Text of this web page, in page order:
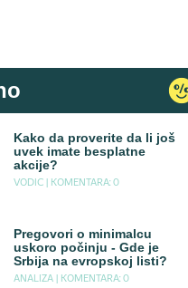
Kako da proverite da li još
uvek imate besplatne
akcije?
VODIC | KOMENTARA: 0
Pregovori o minimalcu
uskoro počinju - Gde je
Srbija na evropskoj listi?
ANALIZA | KOMENTARA: 0